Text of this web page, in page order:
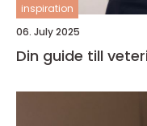
inspiration
06. July 2025
Din guide till